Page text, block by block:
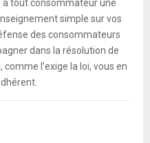
à tout consommateur une
simple sur vos
des consommateurs
dans la résolution de
l’exige la loi, vous en